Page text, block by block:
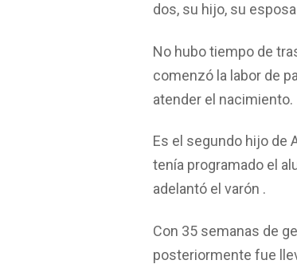
dos, su hijo, su
No hubo tiempo de
comenzó la labor de
atender el nacimiento.
Es el segundo hijo de
tenía programado el
adelantó el varón .
Con 35 semanas de
posteriormente fue